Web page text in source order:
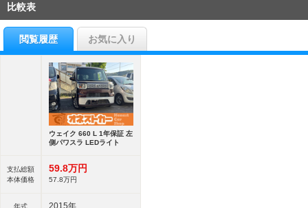
比較表
閲覧履歴 お気に入り
支払総額
本体価格
年式
ウェイク 660 L 1年保証 左
側パワスラ LEDライト
59.8万円
57. 8万円
2015年